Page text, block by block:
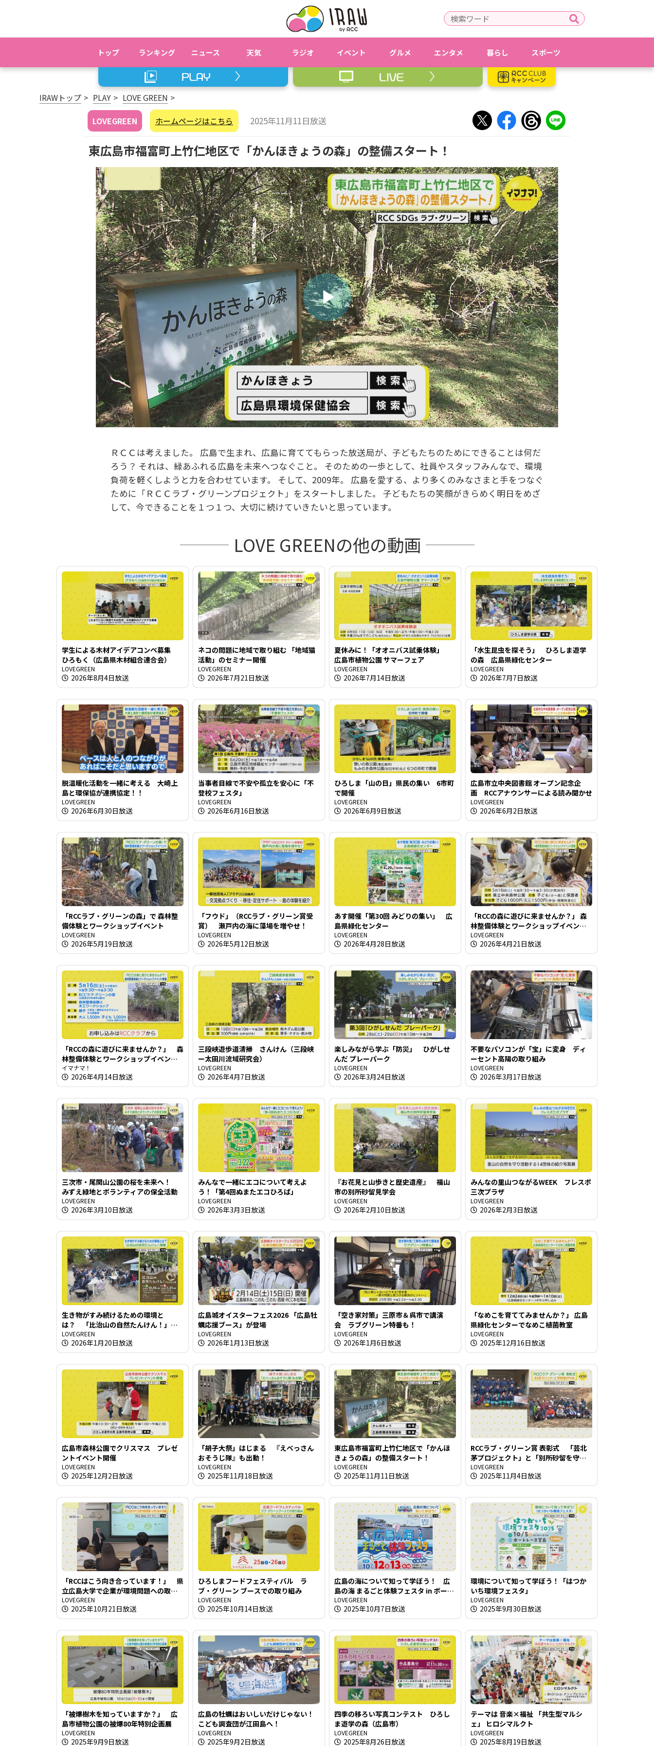
トップ ランキング ニュース 天気 ラジオ イベント グルメ エンタメ 暮らし スポーツ
IRAWトップ PLAY
LOVE GREEN
LOVEGREEN
ホームページはこちら 2025年11月11日放送
東広島市福富町上竹仁地区で「かんほきょうの森」の整備スタート！
ビ
デ
オ
を
再
生
す
る
ＲＣＣは考えました。 広島で生まれ、広島に育ててもらった放送局が、子どもたちのためにできることは何だ
ろう？ それは、緑あふれる広島を未来へつなぐこと。 そのための一歩として、社員やスタッフみんなで、環境
負荷を軽くしようと力を合わせています。 そして、2009年。 広島を愛する、より多くのみなさまと手をつなぐ
ために「ＲＣＣラブ・グリーンプロジェクト」をスタートしました。 子どもたちの笑顔がきらめく明日をめざ
して、今できることを１つ１つ、大切に続けていきたいと思っています。
LOVE GREENの他の動画
学生による木材アイデアコンペ募集
ひろもく（広島県木材組合連合会）
LOVEGREEN
2026年8月4日放送
ネコの問題に地域で取り組む 「地域猫
活動」のセミナー開催
LOVEGREEN
2026年7月21日放送
夏休みに！「オオニバス試乗体験」
広島市植物公園 サマーフェア
LOVEGREEN
2026年7月14日放送
「水生昆虫を探そう」 ひろしま遊学
の森 広島県緑化センター
LOVEGREEN
2026年7月7日放送
脱温暖化活動を一緒に考える 大崎上
島と環保協が連携協定！！
LOVEGREEN
2026年6月30日放送
当事者目線で不安や孤立を安心に「不
登校フェスタ」
LOVEGREEN
2026年6月16日放送
ひろしま「山の日」県民の集い 6市町
で開催
LOVEGREEN
2026年6月9日放送
広島市立中央図書館 オープン記念企
画 RCCアナウンサーによる読み聞かせ
LOVEGREEN
2026年6月2日放送
「RCCラブ・グリーンの森」で 森林整
備体験とワークショップイベント
LOVEGREEN
2026年5月19日放送
「フウド」（RCCラブ・グリーン賞受
賞） 瀬戸内の海に藻場を増やせ！
LOVEGREEN
2026年5月12日放送
あす開催「第30回 みどりの集い」 広
島県緑化センター
LOVEGREEN
2026年4月28日放送
「RCCの森に遊びに来ませんか？」 森
林整備体験とワークショップイベント
開催
LOVEGREEN
2026年4月21日放送
「RCCの森に遊びに来ませんか？」 森
林整備体験とワークショップイベント
開催
イマナマ！
2026年4月14日放送
三段峡遊歩道清掃 さんけん（三段峡
ー太田川流域研究会）
LOVEGREEN
2026年4月7日放送
楽しみながら学ぶ「防災」 ひがしせ
んだ プレーパーク
LOVEGREEN
2026年3月24日放送
不要なパソコンが「宝」に変身 ディ
ーセント高陽の取り組み
LOVEGREEN
2026年3月17日放送
三次市・尾関山公園の桜を未来へ！
みずえ緑地とボランティアの保全活動
LOVEGREEN
2026年3月10日放送
みんなで一緒にエコについて考えよ
う！「第4回ぬまたエコひろば」
LOVEGREEN
2026年3月3日放送
『お花見と山歩きと歴史遺産』 福山
市の別所砂留見学会
LOVEGREEN
2026年2月10日放送
みんなの里山つながるWEEK フレスポ
三次プラザ
LOVEGREEN
2026年2月3日放送
生き物がすみ続けるための環境と
は？ 「比治山の自然たんけん！」開
催
LOVEGREEN
2026年1月20日放送
広島城オイスターフェス2026 「広島牡
蠣応援ブース」が登場
LOVEGREEN
2026年1月13日放送
「空き家対策」三原市＆呉市で講演
会 ラブグリーン特番も！
LOVEGREEN
2026年1月6日放送
「なめこを育ててみませんか？」 広島
県緑化センターでなめこ植菌教室
LOVEGREEN
2025年12月16日放送
広島市森林公園でクリスマス プレゼ
ントイベント開催
LOVEGREEN
2025年12月2日放送
「胡子大祭」はじまる 『えべっさん
おそうじ隊』も出動！
LOVEGREEN
2025年11月18日放送
東広島市福富町上竹仁地区で「かんほ
きょうの森」の整備スタート！
LOVEGREEN
2025年11月11日放送
RCCラブ・グリーン賞 表彰式 「芸北
茅プロジェクト」と「別所砂留を守る
会」
LOVEGREEN
2025年11月4日放送
「RCCはこう向き合っています！」 県
立広島大学で企業が環境問題への取り
組みを講義
LOVEGREEN
2025年10月21日放送
ひろしまフードフェスティバル ラ
ブ・グリーン ブースでの取り組み
LOVEGREEN
2025年10月14日放送
広島の海について知って学ぼう！ 広
島の海 まるごと体験フェスタ in ボート
レース宮島
LOVEGREEN
2025年10月7日放送
環境について知って学ぼう！「はつか
いち環境フェスタ」
LOVEGREEN
2025年9月30日放送
「被爆樹木を知っていますか？」 広
島市植物公園の被爆80年特別企画展
LOVEGREEN
2025年9月9日放送
広島の牡蠣はおいしいだけじゃない！
こども調査団が江田島へ！
LOVEGREEN
2025年9月2日放送
四季の移ろい写真コンテスト ひろし
ま遊学の森（広島市）
LOVEGREEN
2025年8月26日放送
テーマは 音楽×福祉 「共生型マルシ
ェ」 ヒロシマルクト
LOVEGREEN
2025年8月19日放送